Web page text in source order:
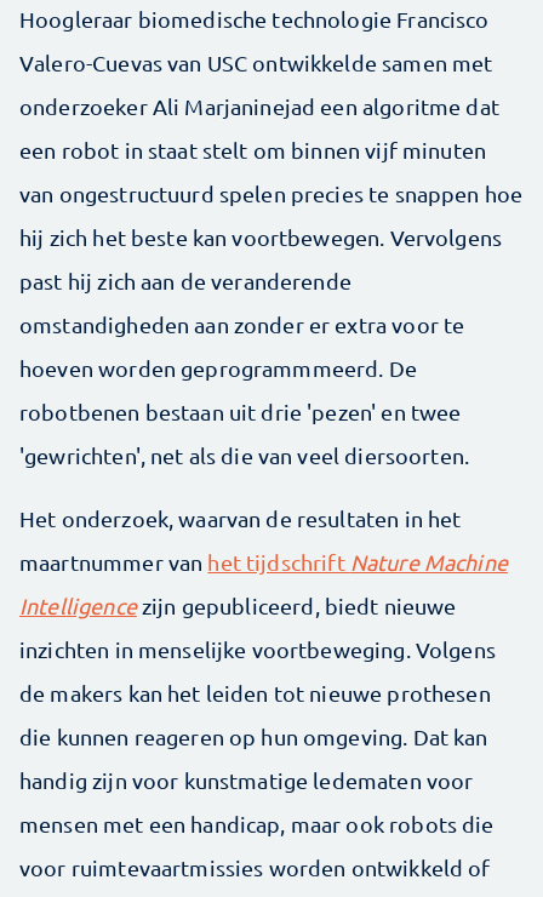
Hoogleraar biomedische technologie Francisco
Valero-Cuevas van USC ontwikkelde samen met
onderzoeker Ali Marjaninejad een algoritme dat
een robot in staat stelt om binnen vijf minuten
van ongestructuurd spelen precies te snappen hoe
hij zich het beste kan voortbewegen. Vervolgens
past hij zich aan de veranderende
omstandigheden aan zonder er extra voor te
hoeven worden geprogrammmeerd. De
robotbenen bestaan uit drie 'pezen' en twee
'gewrichten', net als die van veel diersoorten.
Het onderzoek, waarvan de resultaten in het
maartnummer van het tijdschrift Nature Machine
Intelligencezijn gepubliceerd, biedt nieuwe
inzichten in menselijke voortbeweging. Volgens
de makers kan het leiden tot nieuwe prothesen
die kunnen reageren op hun omgeving. Dat kan
handig zijn voor kunstmatige ledematen voor
mensen met een handicap, maar ook robots die
voor ruimtevaartmissies worden ontwikkeld of